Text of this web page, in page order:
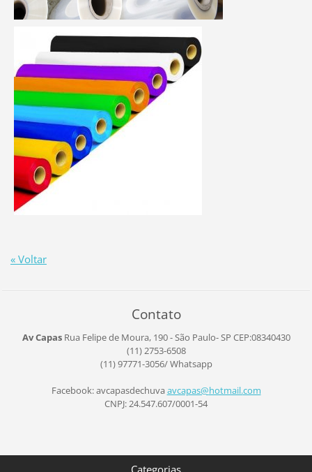
« Voltar
Contato
Av Capas Rua Felipe de Moura, 190 - São Paulo- SP CEP:08340430
(11) 2753-6508
(11) 97771-3056/ Whatsapp
Facebook: avcapasdechuva avcapas@hotmail.com
CNPJ: 24.547.607/0001-54